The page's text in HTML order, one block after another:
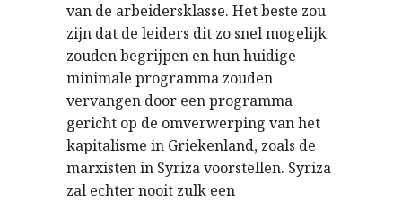
van de arbeidersklasse. Het beste zou
zijn dat de leiders dit zo snel mogelijk
zouden begrijpen en hun huidige
minimale programma zouden
vervangen door een programma
gericht op de omverwerping van het
kapitalisme in Griekenland, zoals de
marxisten in Syriza voorstellen. Syriza
zal echter nooit zulk een